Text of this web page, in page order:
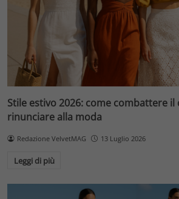
Stile estivo 2026: come combattere il
rinunciare alla moda
Redazione VelvetMAG 13 Luglio 2026
Leggi di più